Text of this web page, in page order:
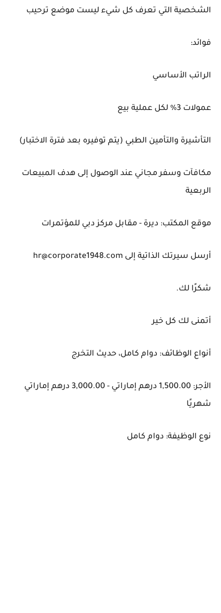
الشخصية التي تعرف كل شيء ليست موضع ترحيب
فوائد:
الراتب الأساسي
عمولات 3% لكل عملية بيع
التأشيرة والتأمين الطبي (يتم توفيره بعد فترة الاختبار)
مكافآت وسفر مجاني عند الوصول إلى هدف المبيعات
الربعية
موقع المكتب: ديرة - مقابل مركز دبي للمؤتمرات
أرسل سيرتك الذاتية إلى hr@corporate1948.com
شكرًا لك.
أتمنى لك كل خير
أنواع الوظائف: دوام كامل، حديث التخرج
الأجر: 1,500.00 درهم إماراتي - 3,000.00 درهم إماراتي
شهريًا
نوع الوظيفة: دوام كامل